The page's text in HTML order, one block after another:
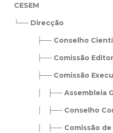
CESEM
└── Direcção
├── Conselho
├── Comissão
├── Comissão
│ ├── Assembleia
│ ├── Conselho
│ ├── Comissão de